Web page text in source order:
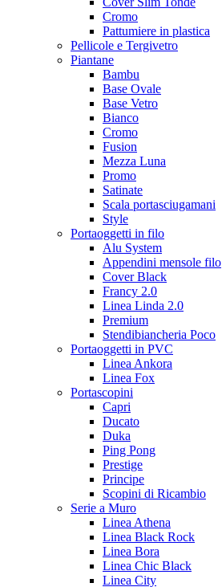
Cromo
Pattumiere in plastica
Pellicole e Tergivetro
Piantane
Bambu
Base Ovale
Base Vetro
Bianco
Cromo
Fusion
Mezza Luna
Promo
Satinate
Scala portasciugamani
Style
Portaoggetti in filo
Alu System
Appendini mensole filo
Cover Black
Francy 2.0
Linea Linda 2.0
Premium
Stendibiancheria Poco
Portaoggetti in PVC
Linea Ankora
Linea Fox
Portascopini
Capri
Ducato
Duka
Ping Pong
Prestige
Principe
Scopini di Ricambio
Serie a Muro
Linea Athena
Linea Black Rock
Linea Bora
Linea Chic Black
Linea City